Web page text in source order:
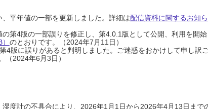
平年値の一部を更新しました。詳細は配信資料に関するお知
第4版の一部誤りを修正し、第4.0.1版として公開、利用を開
のとおりです。（2024年7月11日）
4版に誤りがあると判明しました。ご迷惑をおかけして申し訳
（2024年6月3日）
度計の不具合により、2026年1月1日から2026年4月13日まで